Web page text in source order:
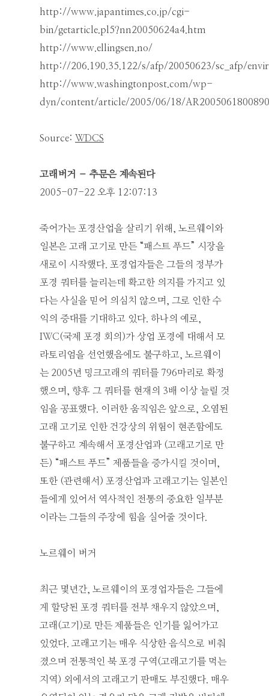
http://www.japantimes.co.jp/cgi-
bin/getarticle.pl5?nn20050624a4.htm
http://www.ellingsen.no/
http://206.190.35.122/s/afp/20050623/sc_afp/
http://www.washingtonpost.com/wp-
dyn/content/article/2005/06/18/
Source: WDCS
고래버거 – 추문은 계속된다
2005-07-22 오후 12:07:13
죽어가는 포경산업을 살리기 위해, 노르웨이와
일본은 고래 고기로 만든 “패스트 푸드” 시장을
새로이 시작했다. 포경업자들은 그들의 정부가
포경 쿼터를 늘리는데 확고한 의지를 가지고 있
다는 사실을 믿어 의심치 않으며, 그로 인한 수
익의 증대를 기대하고 있다. 하나의 예로,
IWC(국제 포경 회의)가 상업 포경에 대해서 모
라토리엄을 선언했음에도 불구하고, 노르웨이
는 2005년 밍크고래의 쿼터를 796마리로 확정
했으며, 향후 그 쿼터를 현재의 3배 이상 늘릴 것
임을 공표했다. 이러한 움직임은 앞으로, 오염된
고래 고기로 인한 건강상의 위험이 현존함에도
불구하고 계속해서 포경산업과 (고래고기로 만
든) “패스트 푸드” 제품들을 증가시킬 것이며,
또한 (관련해서) 포경산업과 고래고기는 일본인
들에게 있어서 역사적인 전통의 중요한 일부분
이라는 그들의 주장에 힘을 실어줄 것이다.
노르웨이 버거
최근 몇년간, 노르웨이의 포경업자들은 그들에
게 할당된 포경 쿼터를 전부 채우지 않았으며,
고래(고기)로 만든 제품들은 인기를 잃어가고
있었다. 고래고기는 매우 식상한 음식으로 비춰
졌으며 전통적인 북 포경 구역(고래고기를 먹는
지역) 외에서의 고래고기 판매도 부진했다. 매우